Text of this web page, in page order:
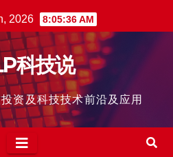
2026 8:05:37 AM
科技说
资及科技技术前沿及应用